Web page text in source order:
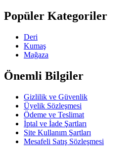
Popüler Kategoriler
Deri
Kumaş
Mağaza
Önemli Bilgiler
Gizlilik ve Güvenlik
Üyelik Sözleşmesi
Ödeme ve Teslimat
İptal ve İade Şartları
Site Kullanım Şartları
Mesafeli Satış Sözleşmesi